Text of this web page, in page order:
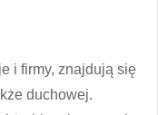
i firmy, znajdują się
duchowej.